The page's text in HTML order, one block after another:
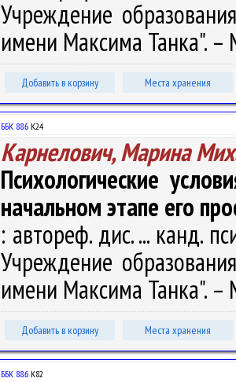
Учреждение
имени Максима Танка". –
Добавить в корзину Места хранения
ББК 88.6 К24
Карнелович, Марина
Психологические
начальном этапе его
: автореф. дис. ... канд.
Учреждение
имени Максима Танка". –
Добавить в корзину Места хранения
ББК 88.6 К82